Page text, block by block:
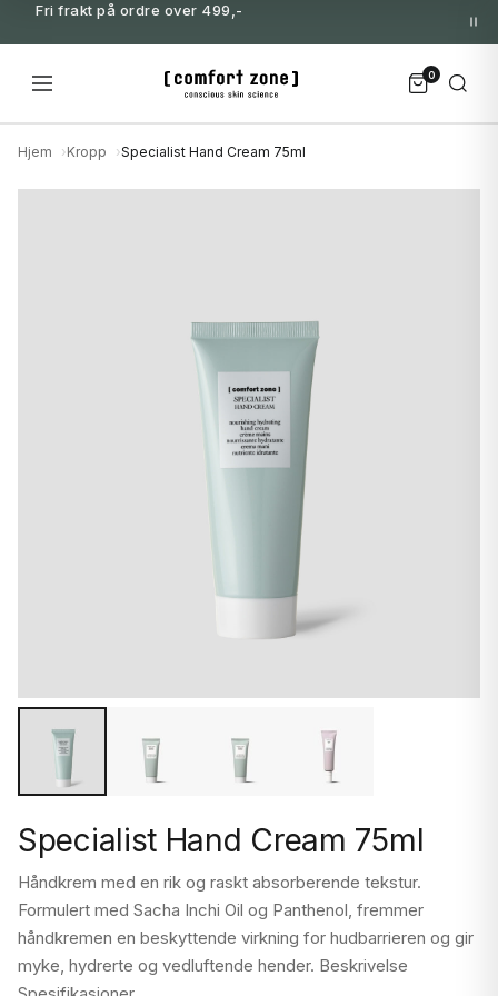
Fri frakt på ordre over 499,-
0
Hjem Kropp Specialist Hand Cream 75ml
Specialist Hand Cream 75ml
Håndkrem med en rik og raskt absorberende tekstur.
Formulert med Sacha Inchi Oil og Panthenol, fremmer
håndkremen en beskyttende virkning for hudbarrieren og gir
myke, hydrerte og vedluftende hender. Beskrivelse